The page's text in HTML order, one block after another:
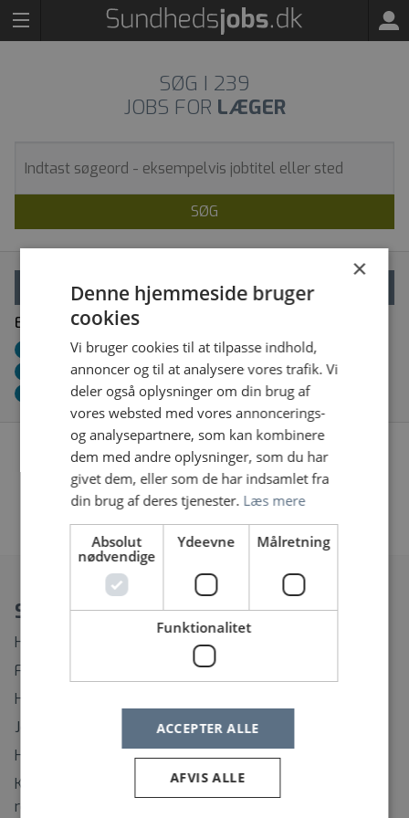
SØG I 239
JOBS FOR LÆGER
SØG
VÆLG FILTRE
Eller gå direkte til job i din region:
Region Syddanmark» Region Hovedstaden»
Region Sjælland» Region Nordjylland»
Region Midtjylland» Videre­uddannelses­regioner
Vi fandt desværre ingen jobopslag, prøv at søge på
noget andet eller fjern nogle af dine filtre
« 1 2 … 27 28 29 »
Spørgsmål?
Hvordan ændrer eller afmelder jeg min Jobagent?
Find rundt på Sundhedsjobs.dk
Hvordan opretter jeg mig som bruger?
Jeg har glemt mit brugernavn
Hvordan ændrer jeg mit password?
Kontaktinformation til support på regionernes
rekrutteringssystemer
×
Denne hjemmeside bruger
cookies
Vi bruger cookies til at tilpasse indhold,
annoncer og til at analysere vores trafik. Vi
deler også oplysninger om din brug af
vores websted med vores annoncerings-
og analysepartnere, som kan kombinere
dem med andre oplysninger, som du har
givet dem, eller som de har indsamlet fra
din brug af deres tjenester. Læs mere
Absolut
nødvendige
Ydeevne Målretning
Funktionalitet
ACCEPTER ALLE
AFVIS ALLE